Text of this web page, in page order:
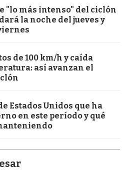
"lo más intenso" del ciclón
la noche del jueves y
de 100 km/h y caída
así avanzan el
Estados Unidos que ha
en este período y qué